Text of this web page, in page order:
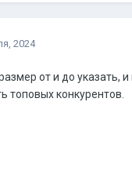
2024
от и до указать,
топовых конкурентов.